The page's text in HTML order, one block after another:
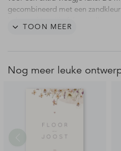
gecombineerd met een
prachtige trouwkaart. Deze
TOON MEER
Nog meer leuke